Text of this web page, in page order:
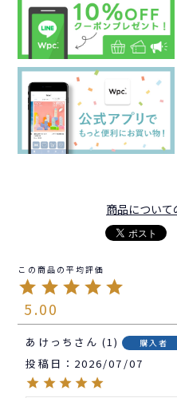
商品につい
5.00
あけっち 1 購入者
投稿日 2026/07/07